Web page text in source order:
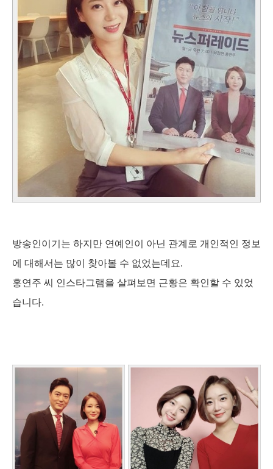
방송인이기는 하지만 연예인이 아닌 관계로 개인적인 정보
에 대해서는 많이 찾아볼 수 없었는데요.
홍연주 씨 인스타그램을 살펴보면 근황은 확인할 수 있었
습니다.